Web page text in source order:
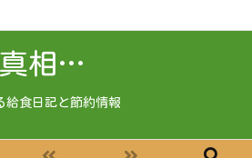
相…
給食日記と節約情報